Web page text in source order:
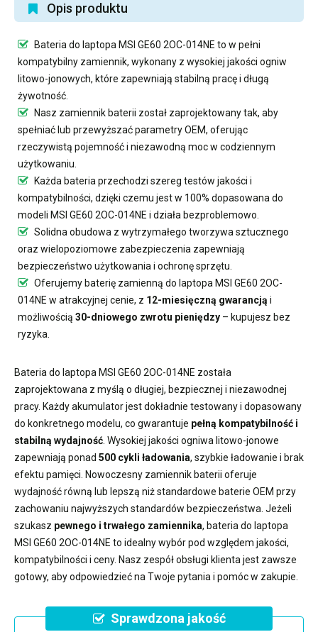
Opis produktu
Bateria do laptopa MSI GE60 2OC-014NE to w pełni
kompatybilny zamiennik, wykonany z wysokiej jakości ogniw
litowo-jonowych, które zapewniają stabilną pracę i długą
żywotność.
Nasz zamiennik baterii został zaprojektowany tak, aby
spełniać lub przewyższać parametry OEM, oferując
rzeczywistą pojemność i niezawodną moc w codziennym
użytkowaniu.
Każda bateria przechodzi szereg testów jakości i
kompatybilności, dzięki czemu jest w 100% dopasowana do
modeli MSI GE60 2OC-014NE i działa bezproblemowo.
Solidna obudowa z wytrzymałego tworzywa sztucznego
oraz wielopoziomowe zabezpieczenia zapewniają
bezpieczeństwo użytkowania i ochronę sprzętu.
Oferujemy baterię zamienną do laptopa MSI GE60 2OC-
014NE w atrakcyjnej cenie, z 12-miesięczną gwarancją i
możliwością 30-dniowego zwrotu pieniędzy – kupujesz bez
ryzyka.
Bateria do laptopa MSI GE60 2OC-014NE została
zaprojektowana z myślą o długiej, bezpiecznej i niezawodnej
pracy. Każdy akumulator jest dokładnie testowany i dopasowany
do konkretnego modelu, co gwarantuje pełną kompatybilność i
stabilną wydajność . Wysokiej jakości ogniwa litowo-jonowe
zapewniają ponad 500 cykli ładowania, szybkie ładowanie i brak
efektu pamięci. Nowoczesny zamiennik baterii oferuje
wydajność równą lub lepszą niż standardowe baterie OEM przy
zachowaniu najwyższych standardów bezpieczeństwa. Jeżeli
szukasz pewnego i trwałego zamiennika, bateria do laptopa
MSI GE60 2OC-014NE to idealny wybór pod względem jakości,
kompatybilności i ceny. Nasz zespół obsługi klienta jest zawsze
gotowy, aby odpowiedzieć na Twoje pytania i pomóc w zakupie.
Sprawdzona jakość